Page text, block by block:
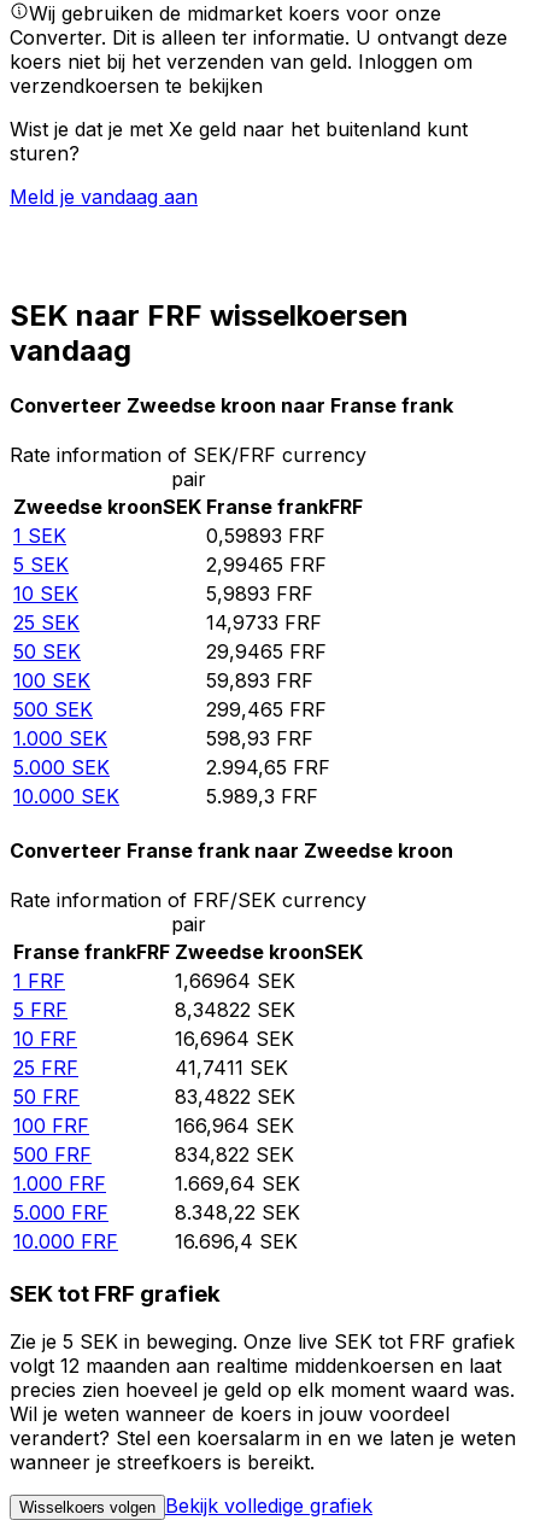
Wij gebruiken de midmarket koers voor onze
Converter. Dit is alleen ter informatie. U ontvangt deze
koers niet bij het verzenden van geld. Inloggen om
verzendkoersen te bekijken
Wist je dat je met Xe geld naar het buitenland kunt
sturen?
Meld je vandaag aan
SEK naar FRF wisselkoersen
vandaag
Converteer Zweedse kroon naar Franse frank
Rate information of SEK/FRF currency
pair
Zweedse kroonSEK Franse frankFRF
1 SEK 0,59893 FRF
5 SEK 2,99465 FRF
10 SEK 5,9893 FRF
25 SEK 14,9733 FRF
50 SEK 29,9465 FRF
100 SEK 59,893 FRF
500 SEK 299,465 FRF
1.000 SEK 598,93 FRF
5.000 SEK 2.994,65 FRF
10.000 SEK 5.989,3 FRF
Converteer Franse frank naar Zweedse kroon
Rate information of FRF/SEK currency
pair
Franse frankFRF Zweedse kroonSEK
1 FRF 1,66964 SEK
5 FRF 8,34822 SEK
10 FRF 16,6964 SEK
25 FRF 41,7411 SEK
50 FRF 83,4822 SEK
100 FRF 166,964 SEK
500 FRF 834,822 SEK
1.000 FRF 1.669,64 SEK
5.000 FRF 8.348,22 SEK
10.000 FRF 16.696,4 SEK
SEK tot FRF grafiek
Zie je 5 SEK in beweging. Onze live SEK tot FRF grafiek
volgt 12 maanden aan realtime middenkoersen en laat
precies zien hoeveel je geld op elk moment waard was.
Wil je weten wanneer de koers in jouw voordeel
verandert? Stel een koersalarm in en we laten je weten
wanneer je streefkoers is bereikt.
Wisselkoers volgen Bekijk volledige grafiek